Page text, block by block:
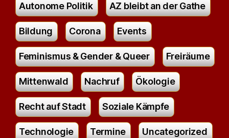
Autonome Politik AZ bleibt an der Gathe
Bildung Corona Events
Feminismus & Gender & Queer Freiräume
Mittenwald Nachruf Ökologie
Recht auf Stadt Soziale Kämpfe
Technologie Termine Uncategorized